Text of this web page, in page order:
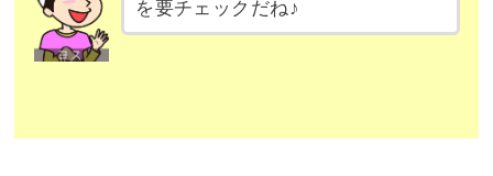
を要チェックだね♪